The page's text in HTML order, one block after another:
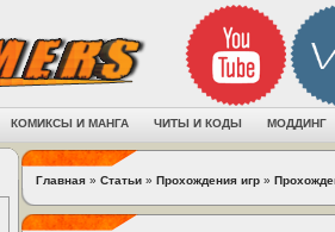
КОМИКСЫ И МАНГА ЧИТЫ И КОДЫ МОДДИНГ
Главная » Статьи » Прохождения игр »